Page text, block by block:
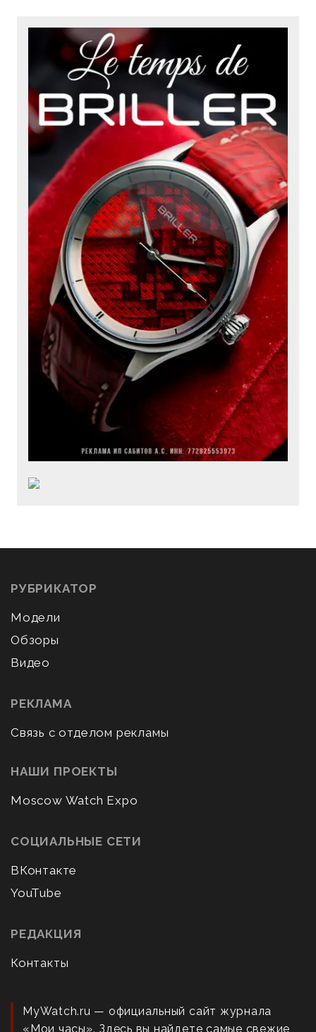
РУБРИКАТОР
Модели
Обзоры
Видео
РЕКЛАМА
Связь с отделом рекламы
НАШИ ПРОЕКТЫ
Moscow Watch Expo
СОЦИАЛЬНЫЕ СЕТИ
ВКонтакте
YouTube
РЕДАКЦИЯ
Контакты
MyWatch.ru — официальный сайт журнала
«Мои часы». Здесь вы найдете самые свежие